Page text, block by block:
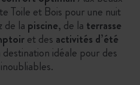
Toile et Bois pour une nuit
de la piscine, de la terrasse
et des activités d’été
destination idéale pour des